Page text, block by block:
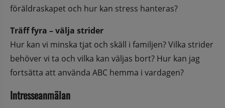
föräldraskapet och hur kan stress hanteras?
Träff fyra – välja strider
Hur kan vi minska tjat och skäll i familjen? Vilka strider
behöver vi ta och vilka kan väljas bort? Hur kan jag
fortsätta att använda ABC hemma i vardagen?
Intresseanmälan